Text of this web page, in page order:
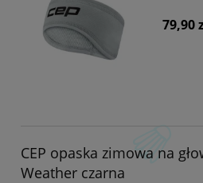
79,90
CEP opaska zimowa na
Weather czarna